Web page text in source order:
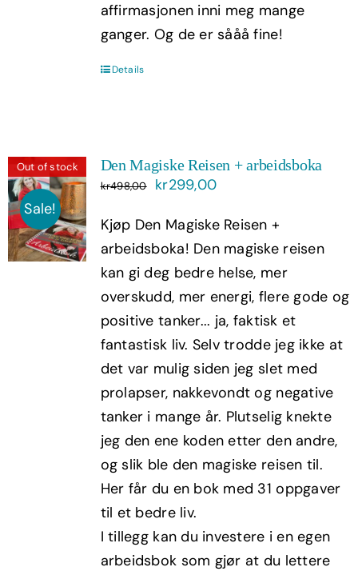
affirmasjonen inni meg mange
ganger. Og de er sååå fine!
Details
Out of stock
Sale!
Den Magiske Reisen + arbeidsboka
kr498,00
Opprinnelig
var:
kr498,00.
kr299,00Nåværende
er:
kr299,00.
Kjøp Den Magiske Reisen +
arbeidsboka! Den magiske reisen
kan gi deg bedre helse, mer
overskudd, mer energi, flere gode og
positive tanker... ja, faktisk et
fantastisk liv. Selv trodde jeg ikke at
det var mulig siden jeg slet med
prolapser, nakkevondt og negative
tanker i mange år. Plutselig knekte
jeg den ene koden etter den andre,
og slik ble den magiske reisen til.
Her får du en bok med 31 oppgaver
til et bedre liv.
I tillegg kan du investere i en egen
arbeidsbok som gjør at du lettere